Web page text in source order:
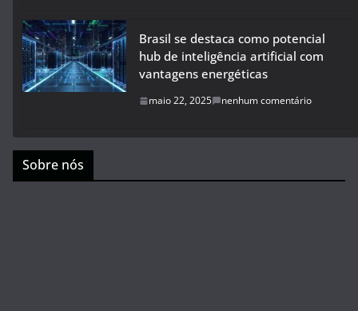
Brasil se destaca como potencial
hub de inteligência artificial com
vantagens energéticas
maio 22, 2025 nenhum comentário
Sobre nós